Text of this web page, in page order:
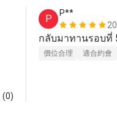
(0)
P
P**
กลับมาทานรอบที่
價位合理 適合約會